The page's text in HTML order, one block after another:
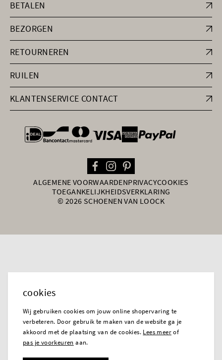
BETALEN
BEZORGEN
RETOURNEREN
RUILEN
KLANTENSERVICE CONTACT
general.paymentOptions
ALGEMENE VOORWAARDENPRIVACYCOOKIES
TOEGANKELIJKHEIDSVERKLARING
© 2026 SCHOENEN VAN LOOCK
cookies
Wij gebruiken cookies om jouw online shopervaring te
verbeteren. Door gebruik te maken van de website ga je
akkoord met de plaatsing van de cookies. Lees meerof
pas je voorkeuren aan.